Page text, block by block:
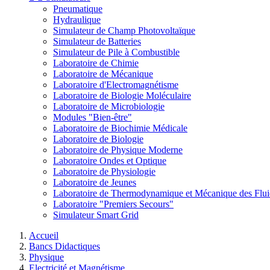
Pneumatique
Hydraulique
Simulateur de Champ Photovoltaïque
Simulateur de Batteries
Simulateur de Pile à Combustible
Laboratoire de Chimie
Laboratoire de Mécanique
Laboratoire d'Electromagnétisme
Laboratoire de Biologie Moléculaire
Laboratoire de Microbiologie
Modules "Bien-être"
Laboratoire de Biochimie Médicale
Laboratoire de Biologie
Laboratoire de Physique Moderne
Laboratoire Ondes et Optique
Laboratoire de Physiologie
Laboratoire de Jeunes
Laboratoire de Thermodynamique et Mécanique des
Laboratoire "Premiers Secours"
Simulateur Smart Grid
Accueil
Bancs Didactiques
Physique
Electricité et Magnétisme